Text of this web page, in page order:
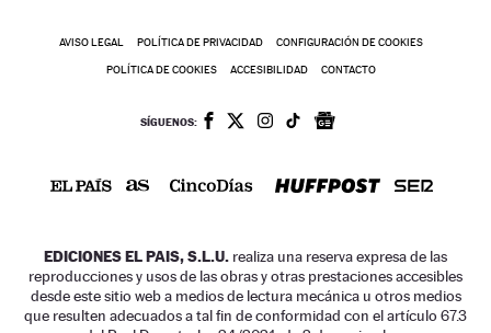
AVISO LEGAL POLÍTICA DE PRIVACIDAD CONFIGURACIÓN DE COOKIES
POLÍTICA DE COOKIES ACCESIBILIDAD CONTACTO
SÍGUENOS:
EDICIONES EL PAIS, S.L.U. realiza una reserva expresa de las
reproducciones y usos de las obras y otras prestaciones accesibles
desde este sitio web a medios de lectura mecánica u otros medios
que resulten adecuados a tal fin de conformidad con el artículo 67.3